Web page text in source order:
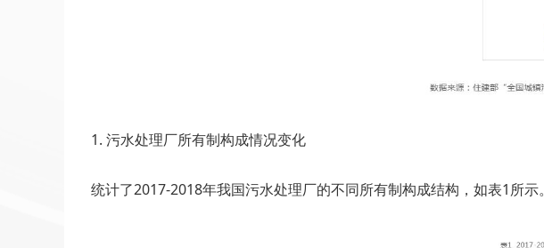
1. 污水处理厂所有制构成情况变化
统计了2017-2018年我国污水处理厂的不同所有制构成结构，如表1所示。